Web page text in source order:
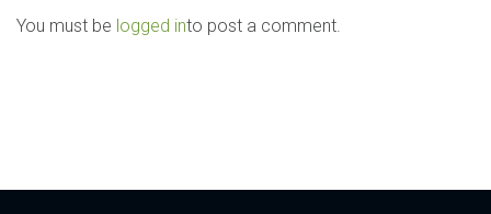
You must be logged into post a comment.